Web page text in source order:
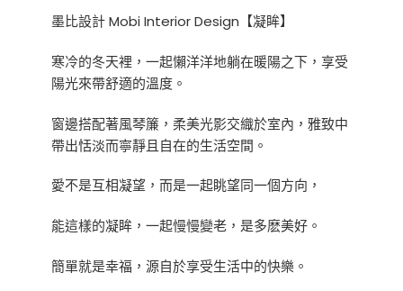
墨比設計 Mobi Interior Design【凝眸】
寒冷的冬天裡，一起懶洋洋地躺在暖陽之下，享受
陽光來帶舒適的溫度。
窗邊搭配著風琴簾，柔美光影交織於室內，雅致中
帶出恬淡而寧靜且自在的生活空間。
愛不是互相凝望，而是一起眺望同一個方向，
能這樣的凝眸，一起慢慢變老，是多麽美好。
簡單就是幸福，源自於享受生活中的快樂。